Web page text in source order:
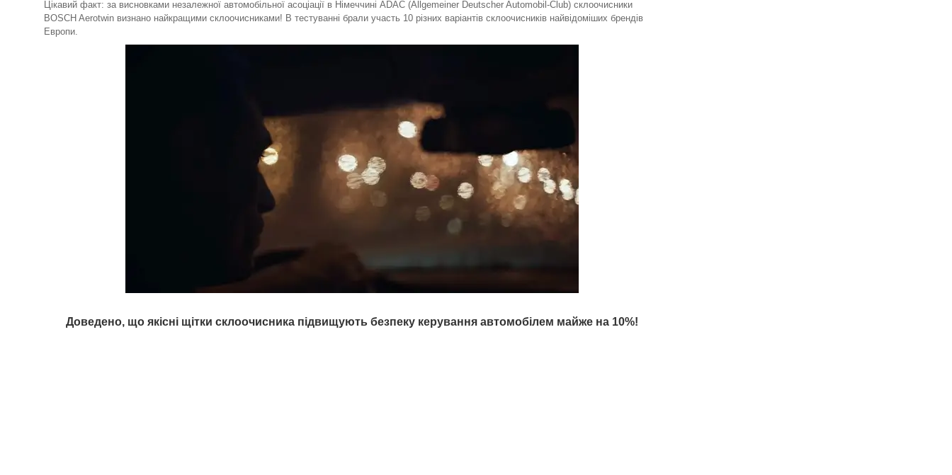
Цікавий факт: за висновками незалежної автомобільної асоціації в Німеччині ADAC (Allgemeiner Deutscher Automobil-Club) склоочисники
BOSCH Aerotwin визнано найкращими склоочисниками! В тестуванні брали участь 10 різних варіантів склоочисників найвідоміших брендів
Европи.
Доведено, що якісні щітки склоочисника підвищують безпеку керування автомобілем майже на 10%!